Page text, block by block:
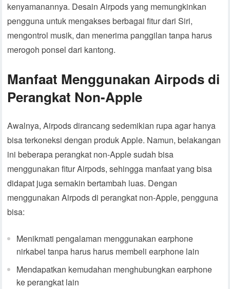
kenyamanannya. Desain Airpods yang memungkinkan
pengguna untuk mengakses berbagai fitur dari Siri,
mengontrol musik, dan menerima panggilan tanpa harus
merogoh ponsel dari kantong.
Manfaat Menggunakan Airpods di
Perangkat Non-Apple
Awalnya, Airpods dirancang sedemikian rupa agar hanya
bisa terkoneksi dengan produk Apple. Namun, belakangan
ini beberapa perangkat non-Apple sudah bisa
menggunakan fitur Airpods, sehingga manfaat yang bisa
didapat juga semakin bertambah luas. Dengan
menggunakan Airpods di perangkat non-Apple, pengguna
bisa:
Menikmati pengalaman menggunakan earphone
nirkabel tanpa harus harus membeli earphone lain
Mendapatkan kemudahan menghubungkan earphone
ke perangkat lain